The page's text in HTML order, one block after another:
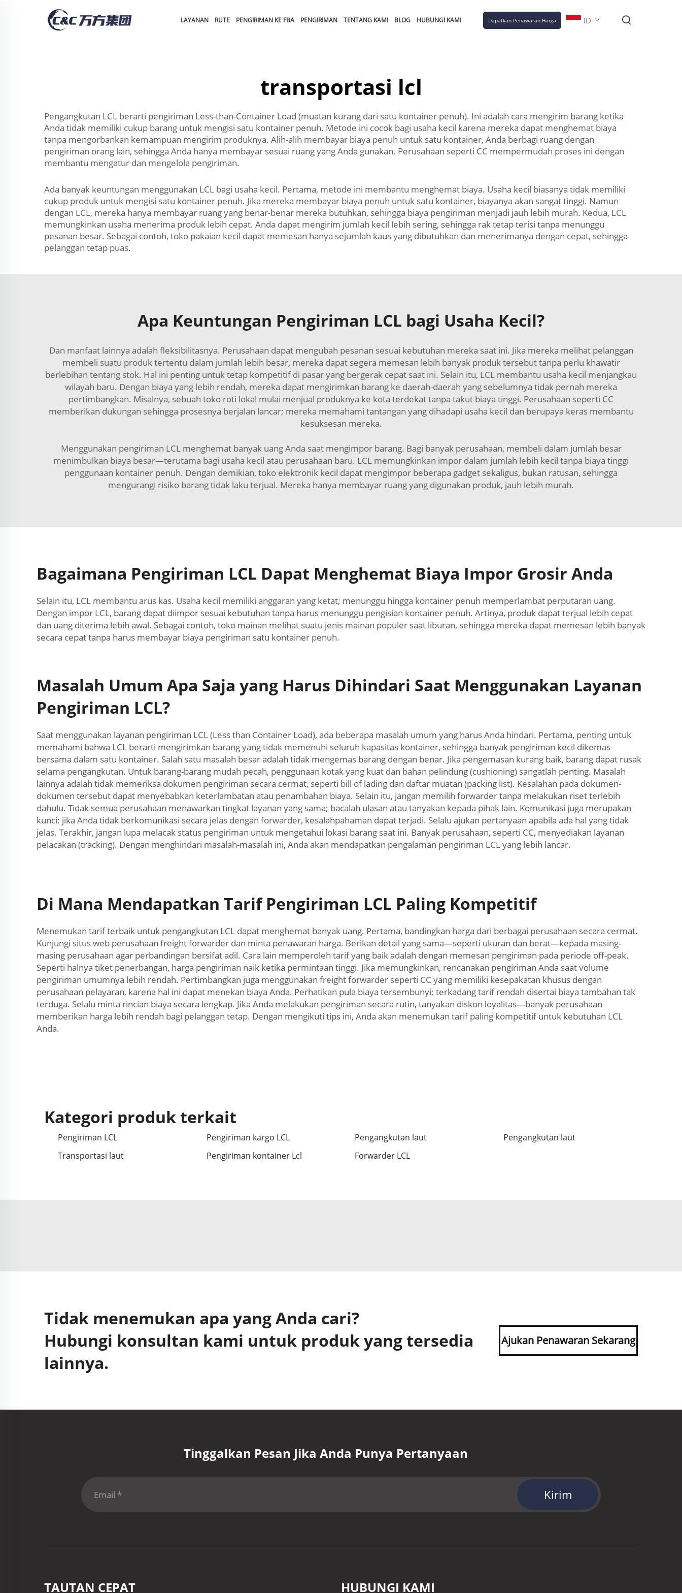
LAYANAN RUTE PENGIRIMAN KE FBA PENGIRIMAN TENTANG KAMI BLOG HUBUNGI KAMI Dapatkan Penawaran Harga ID
transportasi lcl
Pengangkutan LCL berarti pengiriman Less-than-Container Load (muatan kurang dari satu kontainer penuh). Ini adalah cara mengirim barang ketika
Anda tidak memiliki cukup barang untuk mengisi satu kontainer penuh. Metode ini cocok bagi usaha kecil karena mereka dapat menghemat biaya
tanpa mengorbankan kemampuan mengirim produknya. Alih-alih membayar biaya penuh untuk satu kontainer, Anda berbagi ruang dengan
pengiriman orang lain, sehingga Anda hanya membayar sesuai ruang yang Anda gunakan. Perusahaan seperti CC mempermudah proses ini dengan
membantu mengatur dan mengelola pengiriman.
Ada banyak keuntungan menggunakan LCL bagi usaha kecil. Pertama, metode ini membantu menghemat biaya. Usaha kecil biasanya tidak memiliki
cukup produk untuk mengisi satu kontainer penuh. Jika mereka membayar biaya penuh untuk satu kontainer, biayanya akan sangat tinggi. Namun
dengan LCL, mereka hanya membayar ruang yang benar-benar mereka butuhkan, sehingga biaya pengiriman menjadi jauh lebih murah. Kedua, LCL
memungkinkan usaha menerima produk lebih cepat. Anda dapat mengirim jumlah kecil lebih sering, sehingga rak tetap terisi tanpa menunggu
pesanan besar. Sebagai contoh, toko pakaian kecil dapat memesan hanya sejumlah kaus yang dibutuhkan dan menerimanya dengan cepat, sehingga
pelanggan tetap puas.
Apa Keuntungan Pengiriman LCL bagi Usaha Kecil?
Dan manfaat lainnya adalah fleksibilitasnya. Perusahaan dapat mengubah pesanan sesuai kebutuhan mereka saat ini. Jika mereka melihat pelanggan
membeli suatu produk tertentu dalam jumlah lebih besar, mereka dapat segera memesan lebih banyak produk tersebut tanpa perlu khawatir
berlebihan tentang stok. Hal ini penting untuk tetap kompetitif di pasar yang bergerak cepat saat ini. Selain itu, LCL membantu usaha kecil menjangkau
wilayah baru. Dengan biaya yang lebih rendah, mereka dapat mengirimkan barang ke daerah-daerah yang sebelumnya tidak pernah mereka
pertimbangkan. Misalnya, sebuah toko roti lokal mulai menjual produknya ke kota terdekat tanpa takut biaya tinggi. Perusahaan seperti CC
memberikan dukungan sehingga prosesnya berjalan lancar; mereka memahami tantangan yang dihadapi usaha kecil dan berupaya keras membantu
kesuksesan mereka.
Menggunakan pengiriman LCL menghemat banyak uang Anda saat mengimpor barang. Bagi banyak perusahaan, membeli dalam jumlah besar
menimbulkan biaya besar—terutama bagi usaha kecil atau perusahaan baru. LCL memungkinkan impor dalam jumlah lebih kecil tanpa biaya tinggi
penggunaan kontainer penuh. Dengan demikian, toko elektronik kecil dapat mengimpor beberapa gadget sekaligus, bukan ratusan, sehingga
mengurangi risiko barang tidak laku terjual. Mereka hanya membayar ruang yang digunakan produk, jauh lebih murah.
Bagaimana Pengiriman LCL Dapat Menghemat Biaya Impor Grosir Anda
Selain itu, LCL membantu arus kas. Usaha kecil memiliki anggaran yang ketat; menunggu hingga kontainer penuh memperlambat perputaran uang.
Dengan impor LCL, barang dapat diimpor sesuai kebutuhan tanpa harus menunggu pengisian kontainer penuh. Artinya, produk dapat terjual lebih cepat
dan uang diterima lebih awal. Sebagai contoh, toko mainan melihat suatu jenis mainan populer saat liburan, sehingga mereka dapat memesan lebih banyak
secara cepat tanpa harus membayar biaya pengiriman satu kontainer penuh.
Masalah Umum Apa Saja yang Harus Dihindari Saat Menggunakan Layanan
Pengiriman LCL?
Saat menggunakan layanan pengiriman LCL (Less than Container Load), ada beberapa masalah umum yang harus Anda hindari. Pertama, penting untuk
memahami bahwa LCL berarti mengirimkan barang yang tidak memenuhi seluruh kapasitas kontainer, sehingga banyak pengiriman kecil dikemas
bersama dalam satu kontainer. Salah satu masalah besar adalah tidak mengemas barang dengan benar. Jika pengemasan kurang baik, barang dapat rusak
selama pengangkutan. Untuk barang-barang mudah pecah, penggunaan kotak yang kuat dan bahan pelindung (cushioning) sangatlah penting. Masalah
lainnya adalah tidak memeriksa dokumen pengiriman secara cermat, seperti bill of lading dan daftar muatan (packing list). Kesalahan pada dokumen-
dokumen tersebut dapat menyebabkan keterlambatan atau penambahan biaya. Selain itu, jangan memilih forwarder tanpa melakukan riset terlebih
dahulu. Tidak semua perusahaan menawarkan tingkat layanan yang sama; bacalah ulasan atau tanyakan kepada pihak lain. Komunikasi juga merupakan
kunci: jika Anda tidak berkomunikasi secara jelas dengan forwarder, kesalahpahaman dapat terjadi. Selalu ajukan pertanyaan apabila ada hal yang tidak
jelas. Terakhir, jangan lupa melacak status pengiriman untuk mengetahui lokasi barang saat ini. Banyak perusahaan, seperti CC, menyediakan layanan
pelacakan (tracking). Dengan menghindari masalah-masalah ini, Anda akan mendapatkan pengalaman pengiriman LCL yang lebih lancar.
Di Mana Mendapatkan Tarif Pengiriman LCL Paling Kompetitif
Menemukan tarif terbaik untuk pengangkutan LCL dapat menghemat banyak uang. Pertama, bandingkan harga dari berbagai perusahaan secara cermat.
Kunjungi situs web perusahaan freight forwarder dan minta penawaran harga. Berikan detail yang sama—seperti ukuran dan berat—kepada masing-
masing perusahaan agar perbandingan bersifat adil. Cara lain memperoleh tarif yang baik adalah dengan memesan pengiriman pada periode off-peak.
Seperti halnya tiket penerbangan, harga pengiriman naik ketika permintaan tinggi. Jika memungkinkan, rencanakan pengiriman Anda saat volume
pengiriman umumnya lebih rendah. Pertimbangkan juga menggunakan freight forwarder seperti CC yang memiliki kesepakatan khusus dengan
perusahaan pelayaran, karena hal ini dapat menekan biaya Anda. Perhatikan pula biaya tersembunyi; terkadang tarif rendah disertai biaya tambahan tak
terduga. Selalu minta rincian biaya secara lengkap. Jika Anda melakukan pengiriman secara rutin, tanyakan diskon loyalitas—banyak perusahaan
memberikan harga lebih rendah bagi pelanggan tetap. Dengan mengikuti tips ini, Anda akan menemukan tarif paling kompetitif untuk kebutuhan LCL
Anda.
Kategori produk terkait
Pengiriman LCL Pengiriman kargo LCL Pengangkutan laut
Pengangkutan laut
Transportasi laut
Pengiriman kontainer Lcl Forwarder LCL
Tidak menemukan apa yang Anda cari?
Hubungi konsultan kami untuk produk yang tersedia
lainnya.
Ajukan Penawaran Sekarang
Tinggalkan Pesan Jika Anda Punya Pertanyaan
Kirim
TAUTAN CEPAT HUBUNGI KAMI